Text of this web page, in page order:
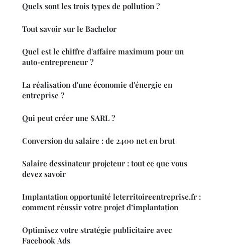
Quels sont les trois types de pollution ?
Tout savoir sur le Bachelor
Quel est le chiffre d'affaire maximum pour un
auto-entrepreneur ?
La réalisation d'une économie d'énergie en
entreprise ?
Qui peut créer une SARL ?
Conversion du salaire : de 2400 net en brut
Salaire dessinateur projeteur : tout ce que vous
devez savoir
Implantation opportunité leterritoireentreprise.fr :
comment réussir votre projet d’implantation
Optimisez votre stratégie publicitaire avec
Facebook Ads